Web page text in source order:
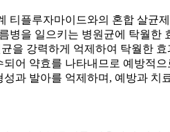
티플루자마이드와의 혼합 살균
병을 일으키는 병원균에 탁월한
을 강력하게 억제하여 탁월한
어 약효를 나타내므로 예방적
과 발아를 억제하며, 예방과 치